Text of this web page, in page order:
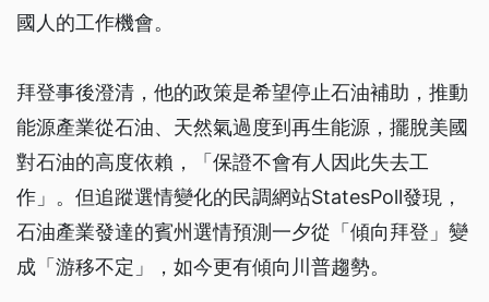
國人的工作機會。
拜登事後澄清，他的政策是希望停止石油補助，推動
能源產業從石油、天然氣過度到再生能源，擺脫美國
對石油的高度依賴，「保證不會有人因此失去工
作」。但追蹤選情變化的民調網站StatesPoll發現，
石油產業發達的賓州選情預測一夕從「傾向拜登」變
成「游移不定」，如今更有傾向川普趨勢。